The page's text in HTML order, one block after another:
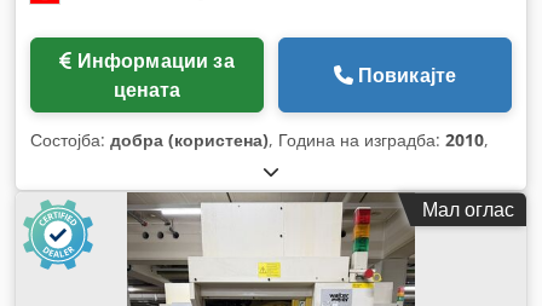
цената
Повикајте
Состојба: добра (користена), Година на изградба: 2010,
Мал оглас